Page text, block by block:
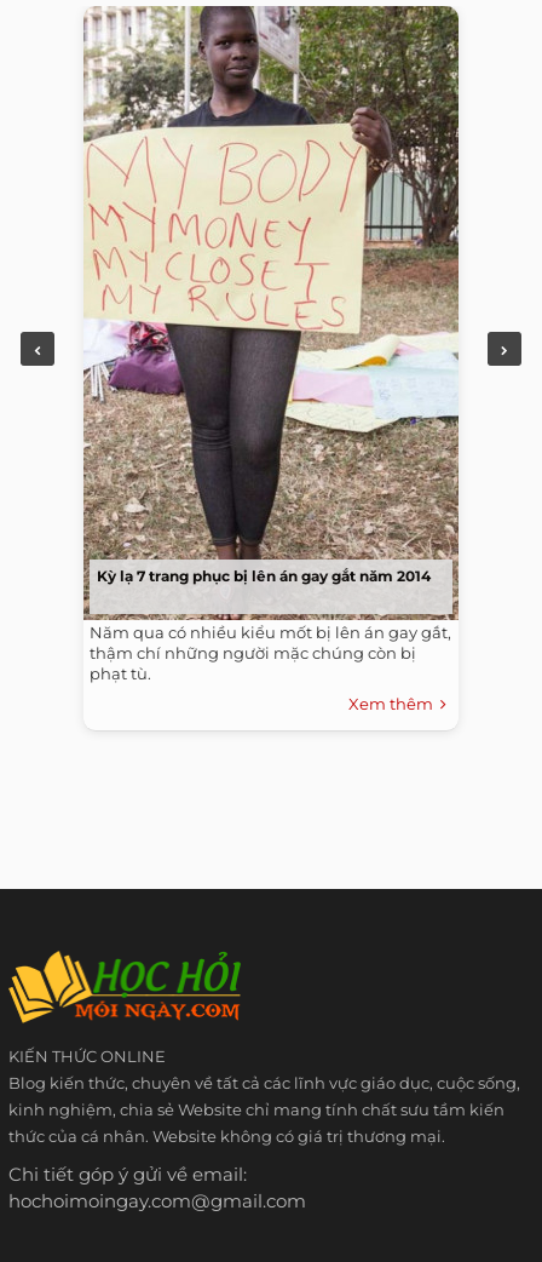
Kỳ lạ 7 trang phục bị lên án gay gắt năm 2014
Năm qua có nhiều kiểu mốt bị lên án gay gắt,
thậm chí những người mặc chúng còn bị
phạt tù.
Xem thêm
KIẾN THỨC ONLINE
Blog kiến thức, chuyên về tất cả các lĩnh vực giáo dục, cuộc sống,
kinh nghiệm, chia sẻ Website chỉ mang tính chất sưu tầm kiến
thức của cá nhân. Website không có giá trị thương mại.
Chi tiết góp ý gửi về email:
hochoimoingay.com@gmail.com